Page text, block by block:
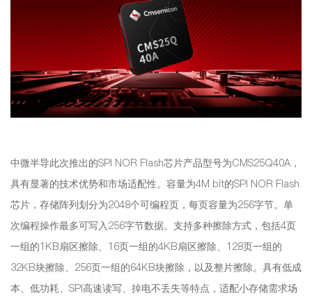
中微半导此次推出的SPI NOR Flash芯片产品型号为CMS25Q40A，
具有显著的技术优势和市场适配性。容量为4M bit的SPI NOR Flash
芯片，存储阵列划分为2048个可编程页，每页容量为256字节。单
次编程操作最多可写入256字节数据。支持多种擦除方式，包括4页
一组的1KB扇区擦除、16页一组的4KB扇区擦除、128页一组的
32KB块擦除、256页一组的64KB块擦除，以及整片擦除。具有低成
本、低功耗、SPI高速读写、掉电不丢失等特点，适配小存储需求场